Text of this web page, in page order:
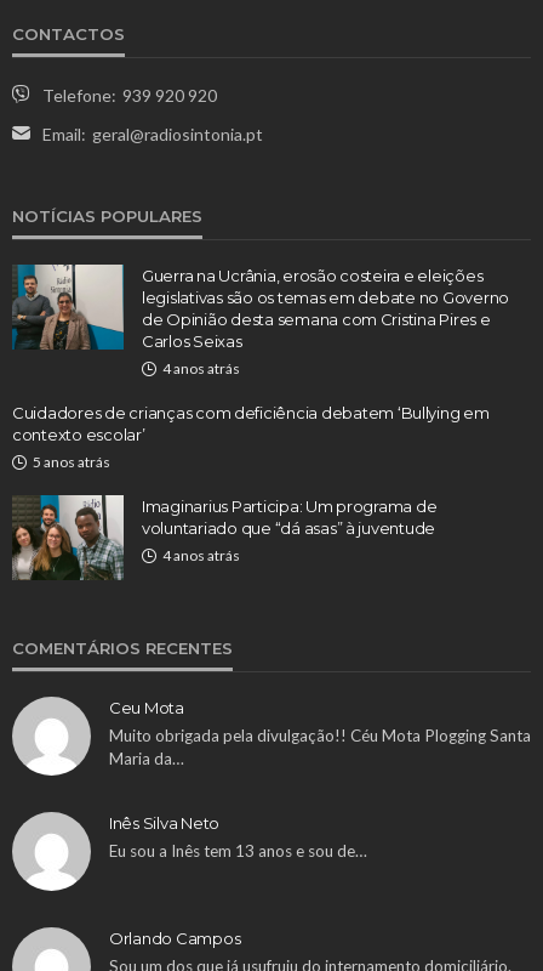
CONTACTOS
Telefone: 939 920 920
Email: geral@radiosintonia.pt
NOTÍCIAS POPULARES
Guerra na Ucrânia, erosão costeira e eleições
legislativas são os temas em debate no Governo
de Opinião desta semana com Cristina Pires e
Carlos Seixas
4 anos atrás
Cuidadores de crianças com deficiência debatem ‘Bullying em
contexto escolar’
5 anos atrás
Imaginarius Participa: Um programa de
voluntariado que “dá asas” à juventude
4 anos atrás
COMENTÁRIOS RECENTES
Ceu Mota
Muito obrigada pela divulgação!! Céu Mota Plogging Santa
Maria da…
Inês Silva Neto
Eu sou a Inês tem 13 anos e sou de…
Orlando Campos
Sou um dos que já usufruiu do internamento domiciliário.